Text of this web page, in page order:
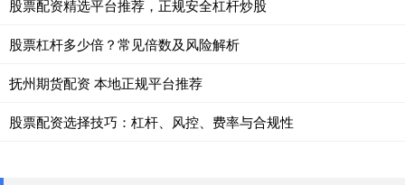
股票配资精选平台推荐，正规安全杠杆炒股
股票杠杆多少倍？常见倍数及风险解析
抚州期货配资 本地正规平台推荐
股票配资选择技巧：杠杆、风控、费率与合规性